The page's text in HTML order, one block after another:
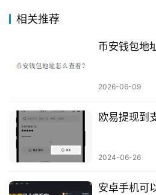
相关推荐
币安钱包地
2026-06-09
欧易提现到
2024-06-26
安卓手机可